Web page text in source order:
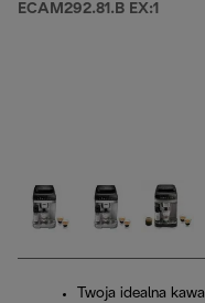
ECAM292.81.B EX:1
Twoja idealna kawa